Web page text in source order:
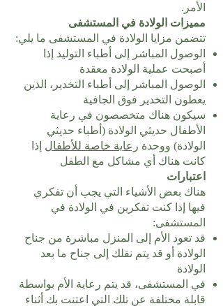
الأمر.
مميزات الولادة في المستشفى
تتضمن مزايا الولادة في المستشفى ما يلي:
الوصول المباشر إلى أطباء التوليد إذا
أصبحت عملية الولادة معقدة
الوصول المباشر إلى أطباء التخدير، الذين
يعطون التخدير فوق الجافية
سيكون هناك متخصصون في رعاية
الأطفال حديثي الولادة (أطباء حديثي
الولادة) ووحدة رعاية خاصة للأطفال إذا
كانت هناك أي مشاكل مع الطفل
اعتبارات
هناك بعض الأشياء التي يجب أن تفكري
فيها إذا كنت تفكرين في الولادة في
المستشفى:
قد تعود الأم إلى المنزل مباشرة من جناح
الولادة أو قد يتم نقلك إلى جناح ما بعد
الولادة
في المستشفى، قد يتم رعاية الأم بواسطة
قابلة مختلفة عن تلك التي اعتنت بك أثناء